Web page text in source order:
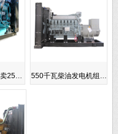
卖25… 550千瓦柴油发电机组…